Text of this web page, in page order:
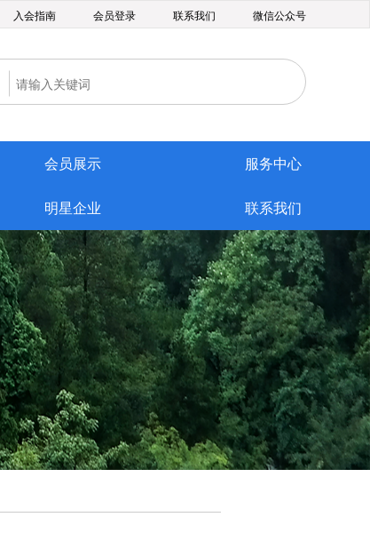
入会指南 会员登录 联系我们 微信公众号
会员展示 服务中心
明星企业 联系我们